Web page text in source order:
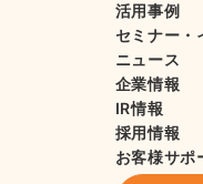
活用事例
セミナー・
ニュース
企業情報
IR情報
採用情報
お客様サポ